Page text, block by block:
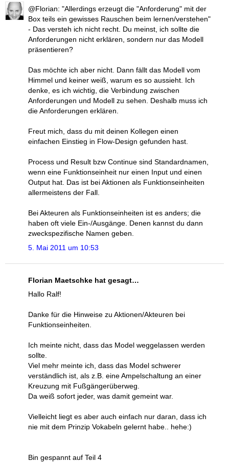
@Florian: "Allerdings erzeugt die "Anforderung" mit der
Box teils ein gewisses Rauschen beim lernen/verstehen"
- Das versteh ich nicht recht. Du meinst, ich sollte die
Anforderungen nicht erklären, sondern nur das Modell
präsentieren?
Das möchte ich aber nicht. Dann fällt das Modell vom
Himmel und keiner weiß, warum es so aussieht. Ich
denke, es ich wichtig, die Verbindung zwischen
Anforderungen und Modell zu sehen. Deshalb muss ich
die Anforderungen erklären.
Freut mich, dass du mit deinen Kollegen einen
einfachen Einstieg in Flow-Design gefunden hast.
Process und Result bzw Continue sind Standardnamen,
wenn eine Funktionseinheit nur einen Input und einen
Output hat. Das ist bei Aktionen als Funktionseinheiten
allermeistens der Fall.
Bei Akteuren als Funktionseinheiten ist es anders; die
haben oft viele Ein-/Ausgänge. Denen kannst du dann
zweckspezifische Namen geben.
5. Mai 2011 um 10:53
Florian Maetschke hat gesagt…
Hallo Ralf!
Danke für die Hinweise zu Aktionen/Akteuren bei
Funktionseinheiten.
Ich meinte nicht, dass das Model weggelassen werden
sollte.
Viel mehr meinte ich, dass das Model schwerer
verständlich ist, als z.B. eine Ampelschaltung an einer
Kreuzung mit Fußgängerüberweg.
Da weiß sofort jeder, was damit gemeint war.
Vielleicht liegt es aber auch einfach nur daran, dass ich
nie mit dem Prinzip Vokabeln gelernt habe.. hehe:)
Bin gespannt auf Teil 4